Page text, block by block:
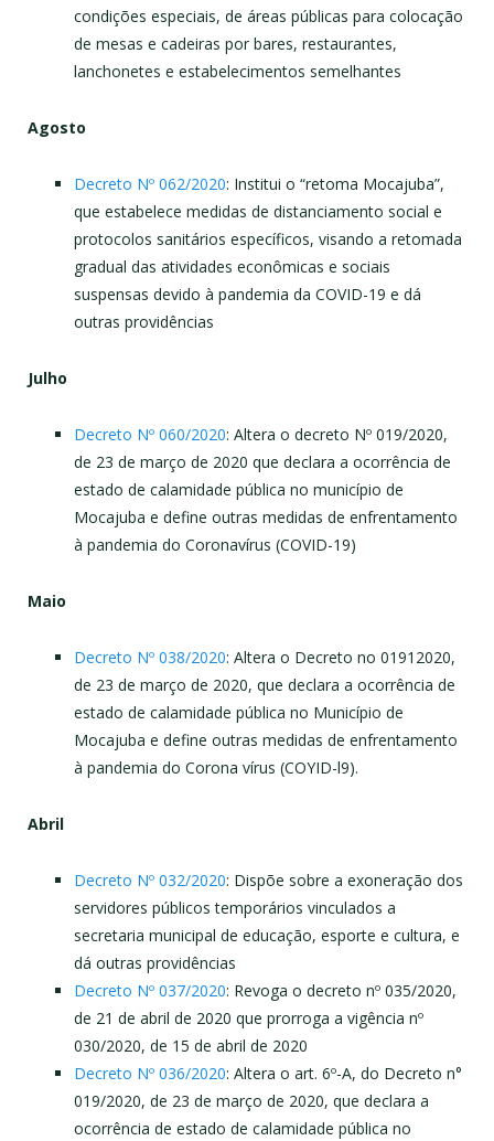
condições especiais, de áreas públicas para colocação
de mesas e cadeiras por bares, restaurantes,
lanchonetes e estabelecimentos semelhantes
Agosto
Decreto Nº 062/2020: Institui o “retoma Mocajuba”,
que estabelece medidas de distanciamento social e
protocolos sanitários específicos, visando a retomada
gradual das atividades econômicas e sociais
suspensas devido à pandemia da COVID-19 e dá
outras providências
Julho
Decreto Nº 060/2020: Altera o decreto Nº 019/2020,
de 23 de março de 2020 que declara a ocorrência de
estado de calamidade pública no município de
Mocajuba e define outras medidas de enfrentamento
à pandemia do Coronavírus (COVID-19)
Maio
Decreto Nº 038/2020: Altera o Decreto no 01912020,
de 23 de março de 2020, que declara a ocorrência de
estado de calamidade pública no Município de
Mocajuba e define outras medidas de enfrentamento
à pandemia do Corona vírus (COYID-l9).
Abril
Decreto Nº 032/2020: Dispõe sobre a exoneração dos
servidores públicos temporários vinculados a
secretaria municipal de educação, esporte e cultura, e
dá outras providências
Decreto Nº 037/2020: Revoga o decreto nº 035/2020,
de 21 de abril de 2020 que prorroga a vigência nº
030/2020, de 15 de abril de 2020
Decreto Nº 036/2020: Altera o art. 6º-A, do Decreto n°
019/2020, de 23 de março de 2020, que declara a
ocorrência de estado de calamidade pública no